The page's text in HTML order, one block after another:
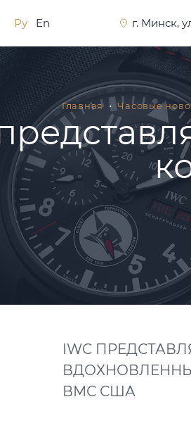
Ру En г. Минск,
Главная Часовые
IWC
ВМС США